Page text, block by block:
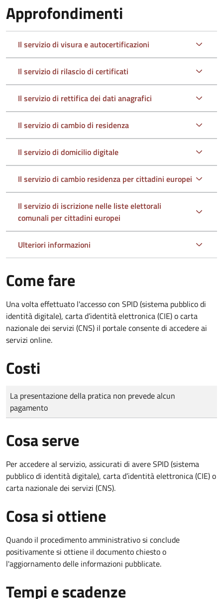
Approfondimenti
Il servizio di visura e autocertificazioni
Il servizio di rilascio di certificati
Il servizio di rettifica dei dati anagrafici
Il servizio di cambio di residenza
Il servizio di domicilio digitale
Il servizio di cambio residenza per cittadini europei
Il servizio di iscrizione nelle liste elettorali
comunali per cittadini europei
Ulteriori informazioni
Come fare
Una volta effettuato l'accesso con SPID (sistema pubblico di
identità digitale), carta d’identità elettronica (CIE) o carta
nazionale dei servizi (CNS) il portale consente di accedere ai
servizi online.
Costi
Tipo di pagamento
Importo
La presentazione della pratica non prevede alcun
pagamento
Cosa serve
Per accedere al servizio, assicurati di avere SPID (sistema
pubblico di identità digitale), carta d’identità elettronica (CIE) o
carta nazionale dei servizi (CNS).
Cosa si ottiene
Quando il procedimento amministrativo si conclude
positivamente si ottiene il documento chiesto o
l'aggiornamento delle informazioni pubblicate.
Tempi e scadenze